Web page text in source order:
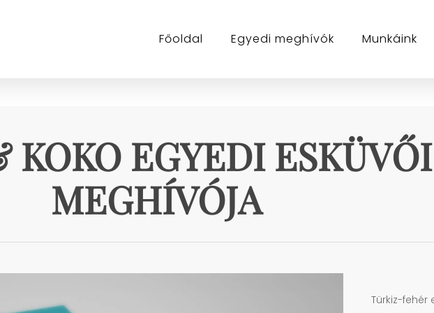
Főoldal Egyedi meghívók Munkáink
EGYEDI ESKÜVŐI
MEGHÍVÓJA
Türkiz-